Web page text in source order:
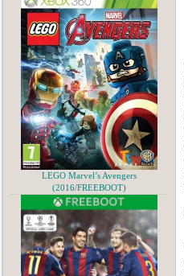
LEGO Marvel’s Avengers
(2016/FREEBOOT)